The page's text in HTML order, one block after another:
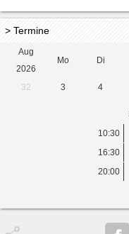
> Termine
Aug
2026
Mo Di
32 3 4
10:30
16:30
20:00